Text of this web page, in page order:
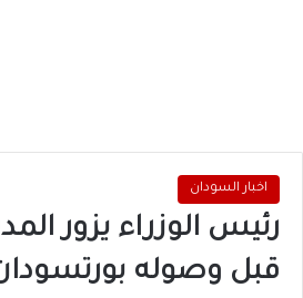
اخبار السودان
رئيس الوزراء يزور
قبل وصوله